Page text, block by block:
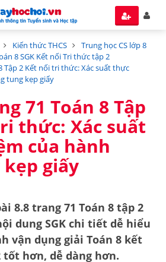
Kiến thức THCS
Trung học CS lớp 8
8 SGK Kết nối Tri thức tập 2
Tập 2 Kết nối tri thức: Xác suất thực
tung kẹp giấy
71 Toán 8 Tập
thức: Xác suất
của hành
giấy
8.8 trang 71 Toán 8 tập 2
dung SGK chi tiết dễ hiểu
vận dụng giải Toán 8 kết
hơn, dễ dàng hơn.